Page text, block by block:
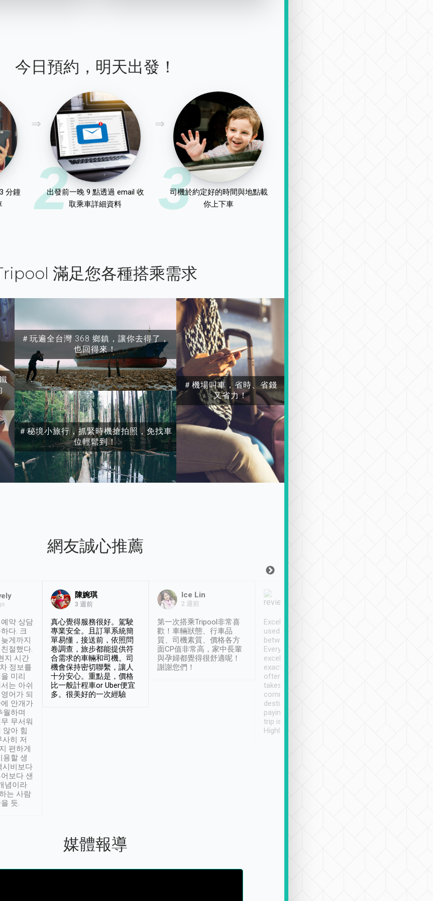
今日預約，明天出發！
分鐘
2
出發前一晚 9 點透過 email 收
取乘車詳細資料
3
司機於約定好的時間與地點載
你上下車
滿足您各種搭乘需求
＃玩遍全台灣 368 鄉鎮，讓你去得了，
也回得來！
＃秘境小旅行，抓緊時機搶拍照，免找車
位輕鬆到！
＃機場叫車，省時、省錢
又省力！
網友誠心推薦
약 상담
다. 크
게까지
절했다.
지 시간
정보를
미리
는 아쉬
어가 되
안개가
월하며
무서워
않아 힘
히 저
편하게
용할 생
시비보다
보다 샌
념이라
는 사람
듯.
陳婉琪
3 週前
真心覺得服務很好。駕駛
專業安全。且訂單系統簡
單易懂，接送前，依照問
卷調查，旅步都能提供符
合需求的車輛和司機。司
機會保持密切聯繫，讓人
十分安心。重點是，價格
比一般計程車or Uber便宜
多。很美好的一次經驗
Ice Lin
2 週前
第一次搭乘Tripool非常喜
歡！車輛狀態、行車品
質、司機素質、價格各方
面CP值非常高，家中長輩
與孕婦都覺得很舒適呢！
謝謝您們！
Excellent service. We have
used Tripool to travel
between cities in Taiwan.
Every driver has been
excellent and arrives
exactly on time. As there is
often limited English it
takes the difficulty out of
communicating the
destination details and
paying online prior to the
trip is very convenient.
Highly recommended
媒體報導